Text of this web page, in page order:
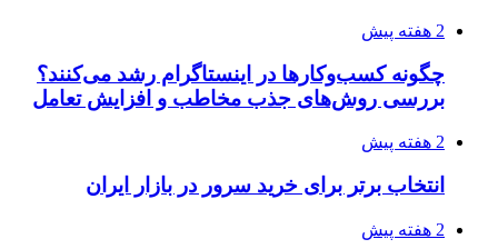
2 هفته پیش
چگونه کسب‌وکارها در اینستاگرام رشد می‌کنند؟
بررسی روش‌های جذب مخاطب و افزایش تعامل
2 هفته پیش
انتخاب برتر برای خرید سرور در بازار ایران
2 هفته پیش